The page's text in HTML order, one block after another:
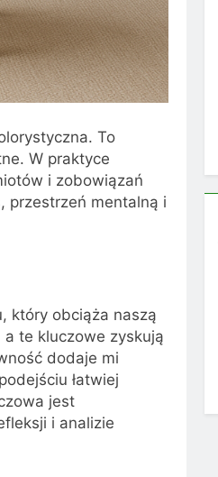
To
W praktyce
i zobowiązań
przestrzeń mentalną i
który obciąża naszą
te kluczowe zyskują
dodaje mi
łatwiej
jest
i analizie